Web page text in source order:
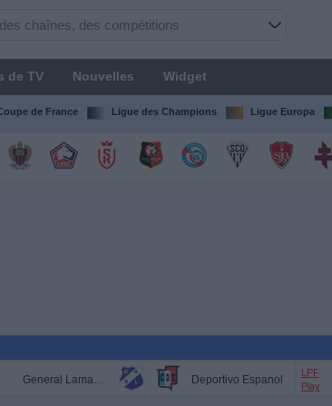
de TV Nouvelles Widget
de France Ligue des Champions Ligue Europa
General Lamadrid Deportivo Espanol
LPF
Play